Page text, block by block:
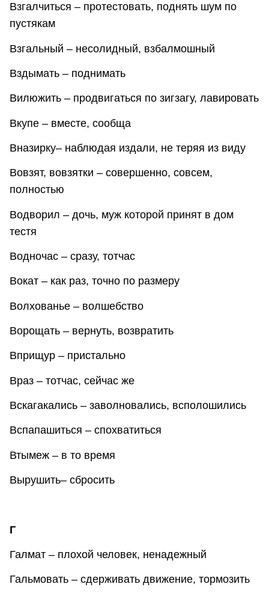
Взгалчиться – протестовать, поднять шум по
пустякам
Взгальный – несолидный, взбалмошный
Вздымать – поднимать
Вилюжить – продвигаться по зигзагу, лавировать
Вкупе – вместе, сообща
Вназирку– наблюдая издали, не теряя из виду
Вовзят, вовзятки – совершенно, совсем,
полностью
Водворил – дочь, муж которой принят в дом
тестя
Водночас – сразу, тотчас
Вокат – как раз, точно по размеру
Волхованье – волшебство
Ворощать – вернуть, возвратить
Вприщур – пристально
Враз – тотчас, сейчас же
Вскагакались – заволновались, всполошились
Вспапашиться – спохватиться
Втымеж – в то время
Вырушить– сбросить
Г
Галмат – плохой человек, ненадежный
Гальмовать – сдерживать движение, тормозить